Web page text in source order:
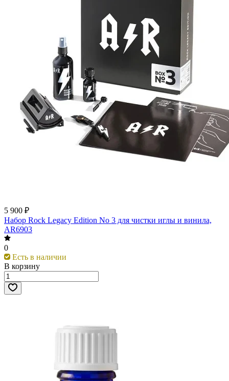
5 900 ₽
Набор Rock Legacy Edition No 3 для чистки иглы и винила,
AR6903
0
Есть в наличии
В корзину